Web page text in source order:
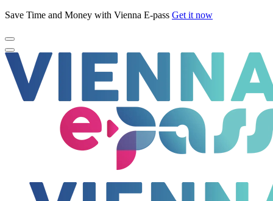
Save Time and Money with Vienna E-pass Get it now